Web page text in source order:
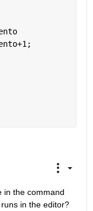
in the command
in the editor?